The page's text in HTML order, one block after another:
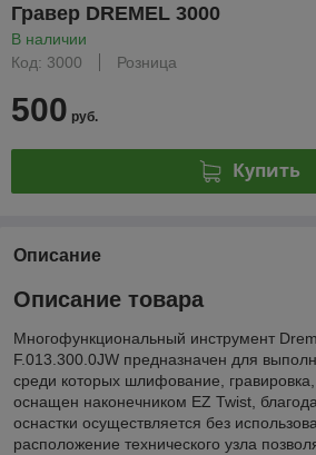
Гравер DREMEL 3000
В наличии
Код: 3000
Розница
500 руб.
Купить
Описание
Описание товара
Многофункциональный инструмент
F.013.300.0JW предназначен для
среди которых шлифование,
оснащен наконечником EZ Twist,
оснастки осуществляется без
расположение технического узла